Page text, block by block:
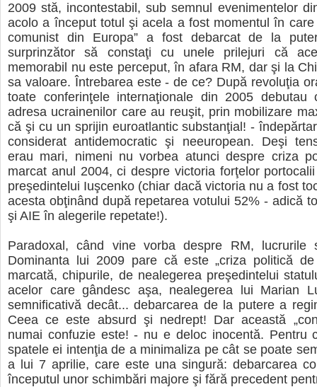
2009 stă, incontestabil, sub semnul evenimentelor
acolo a început totul şi acela a fost momentul în care
comunist din Europa” a fost debarcat de la
surprinzător să constaţi cu unele prilejuri că
memorabil nu este perceput, în afara RM, dar şi la
sa valoare. Întrebarea este - de ce? După revoluţia
toate conferinţele internaţionale din 2005 debutau
adresa ucrainenilor care au reuşit, prin mobilizare
că şi cu un sprijin euroatlantic substanţial! -
considerat antidemocratic şi neeuropean. Deşi
erau mari, nimeni nu vorbea atunci despre criza
marcat anul 2004, ci despre victoria forţelor
preşedintelui Iuşcenko (chiar dacă victoria nu a fost
acesta obţinând după repetarea votului 52% - adică
şi AIE în alegerile repetate!).
Paradoxal, când vine vorba despre RM, lucrurile
Dominanta lui 2009 pare că este „criza politică de
marcată, chipurile, de nealegerea preşedintelui
acelor care gândesc aşa, nealegerea lui Marian
semnificativă decât... debarcarea de la putere a
Ceea ce este absurd şi nedrept! Dar această
numai confuzie este! - nu e deloc inocentă. Pentru
spatele ei intenţia de a minimaliza pe cât se poate
a lui 7 aprilie, care este una singură: debarcarea
începutul unor schimbări majore şi fără precedent